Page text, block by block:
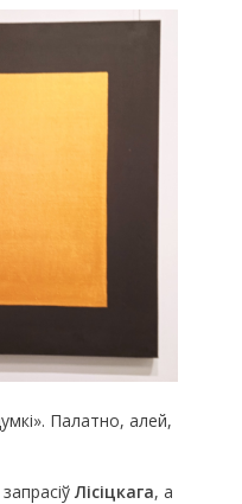
Палатно, алей,
запрасіўЛісіцкага, а